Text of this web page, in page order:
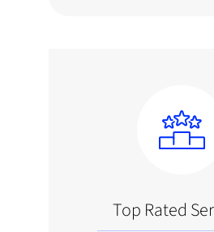
Top Rated